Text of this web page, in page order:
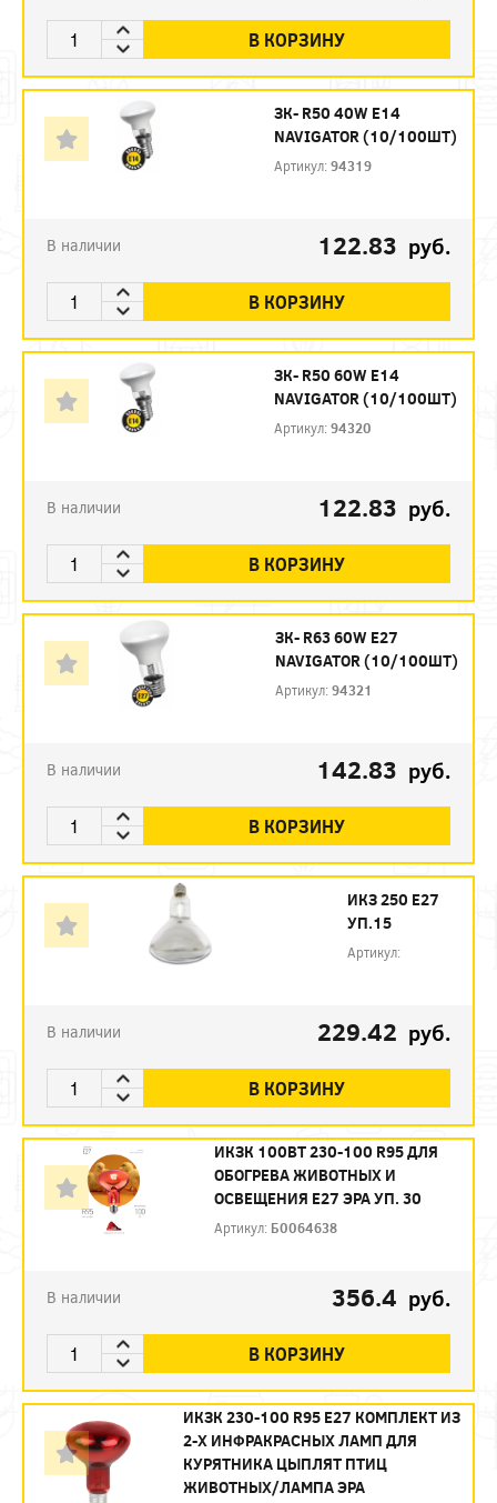
В КОРЗИНУ
ЗК- R50 40W E14
NAVIGATOR (10/100ШТ)
Артикул:94319
В наличии 122.83 руб.
В КОРЗИНУ
ЗК- R50 60W E14
NAVIGATOR (10/100ШТ)
Артикул:94320
В наличии 122.83 руб.
В КОРЗИНУ
ЗК- R63 60W E27
NAVIGATOR (10/100ШТ)
Артикул:94321
В наличии 142.83 руб.
В КОРЗИНУ
ИКЗ 250 Е27
УП.15
Артикул:
В наличии 229.42 руб.
В КОРЗИНУ
ИКЗК 100ВТ 230-100 R95 ДЛЯ
ОБОГРЕВА ЖИВОТНЫХ И
ОСВЕЩЕНИЯ Е27 ЭРА УП. 30
Артикул: Б0064638
В наличии 356.4 руб.
В КОРЗИНУ
ИКЗК 230-100 R95 E27 КОМПЛЕКТ ИЗ
2-Х ИНФРАКРАСНЫХ ЛАМП ДЛЯ
КУРЯТНИКА ЦЫПЛЯТ ПТИЦ
ЖИВОТНЫХ/ЛАМПА ЭРА